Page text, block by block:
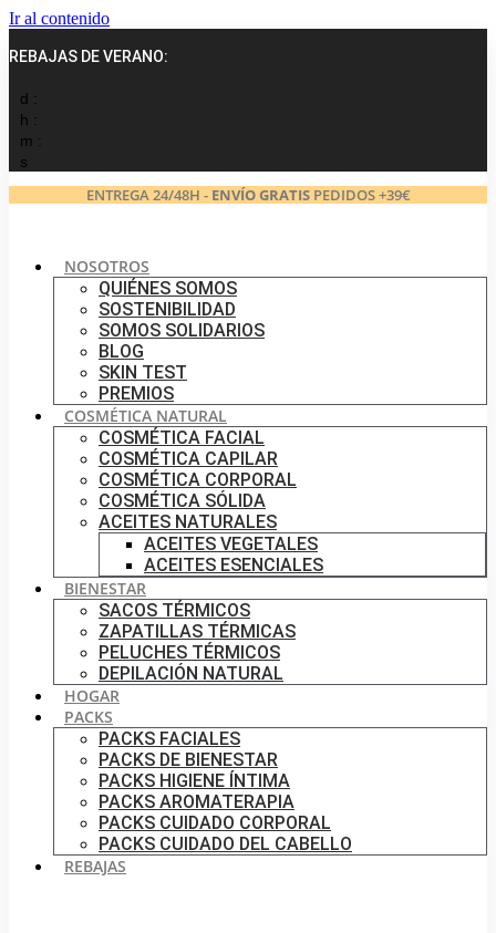
Ir al contenido
REBAJAS DE VERANO:
d :
h :
m :
s
ENTREGA 24/48H - ENVÍO GRATISPEDIDOS +39€
NOSOTROS
QUIÉNES SOMOS
SOSTENIBILIDAD
SOMOS SOLIDARIOS
BLOG
SKIN TEST
PREMIOS
COSMÉTICA NATURAL
COSMÉTICA FACIAL
COSMÉTICA CAPILAR
COSMÉTICA CORPORAL
COSMÉTICA SÓLIDA
ACEITES NATURALES
ACEITES VEGETALES
ACEITES ESENCIALES
BIENESTAR
SACOS TÉRMICOS
ZAPATILLAS TÉRMICAS
PELUCHES TÉRMICOS
DEPILACIÓN NATURAL
HOGAR
PACKS
PACKS FACIALES
PACKS DE BIENESTAR
PACKS HIGIENE ÍNTIMA
PACKS AROMATERAPIA
PACKS CUIDADO CORPORAL
PACKS CUIDADO DEL CABELLO
REBAJAS